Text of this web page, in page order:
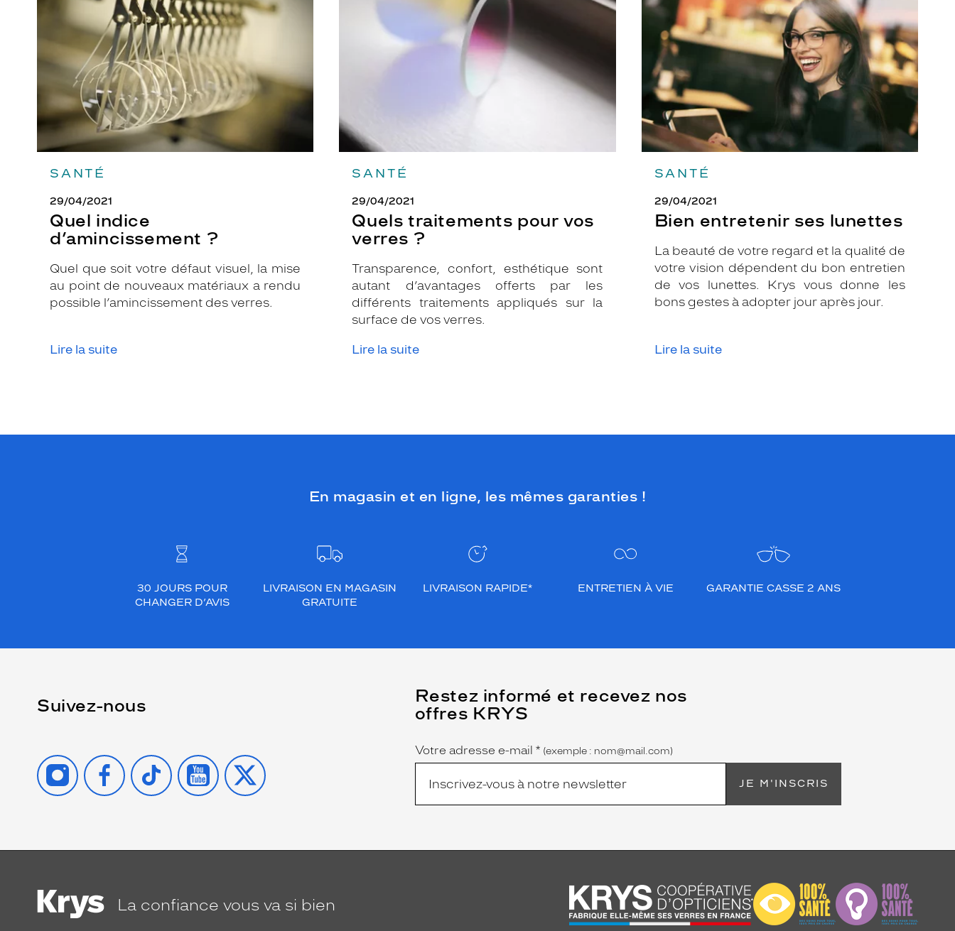
SANTÉ
29/04/2021
Quel indice
d’amincissement ?
Quel que soit votre défaut visuel, la mise
au point de nouveaux matériaux a rendu
possible l’amincissement des verres.
Lire la suite
SANTÉ
29/04/2021
Quels traitements pour vos
verres ?
Transparence, confort, esthétique sont
autant d’avantages offerts par les
différents traitements appliqués sur la
surface de vos verres.
Lire la suite
SANTÉ
29/04/2021
Bien entretenir ses lunettes
La beauté de votre regard et la qualité de
votre vision dépendent du bon entretien
de vos lunettes. Krys vous donne les
bons gestes à adopter jour après jour.
Lire la suite
lunettes
En magasin et en ligne, les mêmes garanties !
30 JOURS POUR
CHANGER D’AVIS
LIVRAISON EN MAGASIN
GRATUITE
LIVRAISON RAPIDE* ENTRETIEN À VIE GARANTIE CASSE 2 ANS
Suivez-nous
INSTAGRAMFACEBOOK
TIKTOK YOUTUBE
X
Restez informé et recevez nos
offres KRYS
Name
Votre adresse e-mail *
(Ce
champ
est
obligatoire)
(exemple : nom@mail.com)
JE M'INSCRIS
La confiance vous va si bien